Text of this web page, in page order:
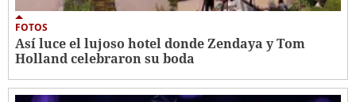
FOTOS
Así luce el lujoso hotel donde Zendaya y Tom
Holland celebraron su boda